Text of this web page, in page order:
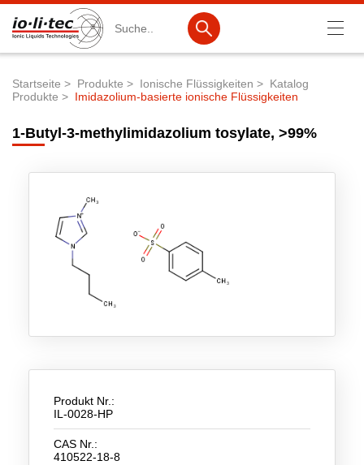
Produktsuche
Katalog-Produkte
Produktlisten
Ionische Flüssigkeiten
Batteriematerialien
Nanotech & Coatings
Technologie
Pfadnavigation
Startseite Produkte Ionische Flüssigkeiten
Katalog
Produkte
Imidazolium-basierte ionische Flüssigkeiten
1-Butyl-3-methylimidazolium tosylate, >99%
Produkt Nr.:
IL-0028-HP
CAS Nr.:
410522-18-8